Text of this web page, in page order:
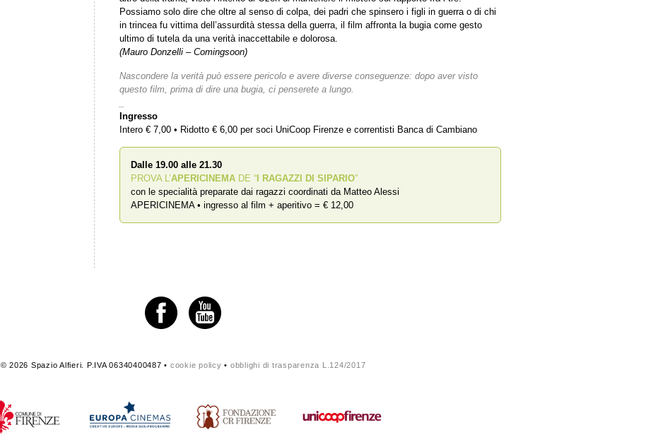
Possiamo solo dire che oltre al senso di colpa, dei padri che spinsero i figli in guerra o di chi
in trincea fu vittima dell’assurdità stessa della guerra, il film affronta la bugia come gesto
ultimo di tutela da una verità inaccettabile e dolorosa.
(Mauro Donzelli – Comingsoon)
Nascondere la verità può essere pericolo e avere diverse conseguenze: dopo aver visto
questo film, prima di dire una bugia, ci penserete a lungo.
Ingresso
Intero € 7,00 • Ridotto € 6,00 per soci UniCoop Firenze e correntisti Banca di Cambiano
Dalle 19.00 alle 21.30
PROVA L’APERICINEMA DE “ I RAGAZZI DI SIPARIO”
con le specialità preparate dai ragazzi coordinati da Matteo Alessi
APERICINEMA • ingresso al film + aperitivo = € 12,00
© 2026 Spazio Alfieri. P.IVA 06340400487 • cookie policy • obblighi di trasparenza L.124/2017